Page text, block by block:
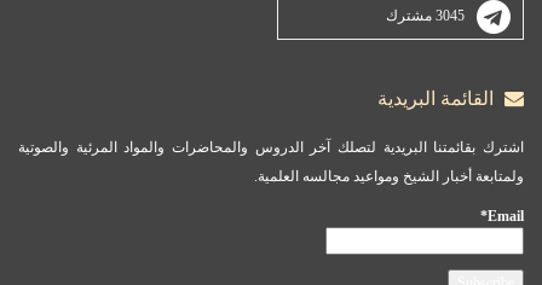
3045 مشترك
القائمة البريدية
اشترك بقائمتنا البريدية لتصلك آخر الدروس والمحاضرات والمواد المرئية والصوتية
ولمتابعة أخبار الشيخ ومواعيد مجالسه العلمية.
Email*